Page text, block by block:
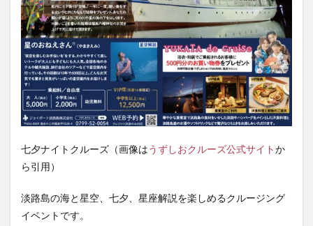
七夕ナイトクルーズ（画像はうずしおクルーズ公式サイトか
ら引用）
淡路島の海と星空、七夕、星座解説を楽しめるクルージング
イベントです。